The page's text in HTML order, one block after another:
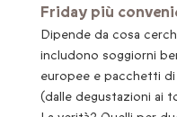
Friday più
Dipende da cosa
includono soggiorni
europee e pacchetti
(dalle degustazioni ai